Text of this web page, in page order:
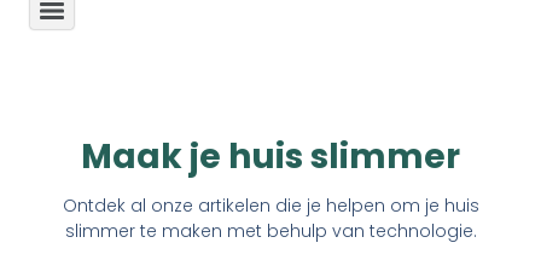
Maak je huis slimmer
Ontdek al onze artikelen die je helpen om je huis
slimmer te maken met behulp van technologie.